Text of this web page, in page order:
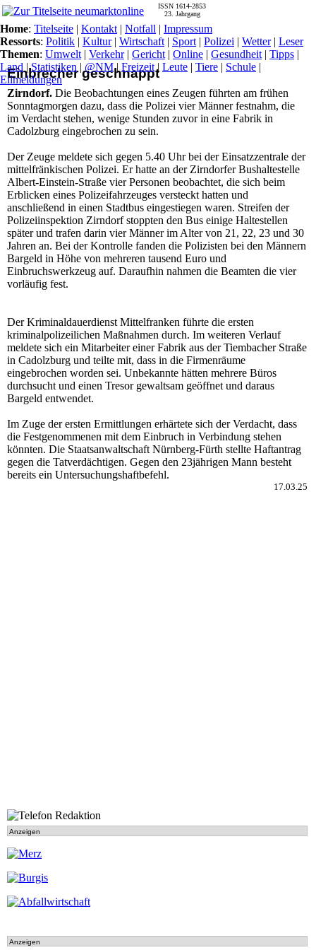
Einbrecher geschnappt
Zirndorf. Die Beobachtungen eines Zeugen führten am frühen
Sonntagmorgen dazu, dass die Polizei vier Männer festnahm, die
im Verdacht stehen, wenige Stunden zuvor in eine Fabrik in
Cadolzburg eingebrochen zu sein.
Der Zeuge meldete sich gegen 5.40 Uhr bei der Einsatzzentrale der
mittelfränkischen Polizei. Er hatte an der Zirndorfer Bushaltestelle
Albert-Einstein-Straße vier Personen beobachtet, die sich beim
Erblicken eines Polizeifahrzeuges versteckt hatten und
anschließend in einen Stadtbus eingestiegen waren. Streifen der
Polizeiinspektion Zirndorf stoppten den Bus einige Haltestellen
später und trafen darin vier Männer im Alter von 21, 22, 23 und 30
Jahren an. Bei der Kontrolle fanden die Polizisten bei den Männern
Bargeld in Höhe von mehreren tausend Euro und
Einbruchswerkzeug auf. Daraufhin nahmen die Beamten die vier
vorläufig fest.
Der Kriminaldauerdienst Mittelfranken führte die ersten
kriminalpolizeilichen Maßnahmen durch. Im weiteren Verlauf
meldete sich ein Mitarbeiter einer Fabrik aus der Tiembacher Straße
in Cadolzburg und teilte mit, dass in die Firmenräume
eingebrochen worden sei. Unbekannte hätten mehrere Büros
durchsucht und einen Tresor gewaltsam geöffnet und daraus
Bargeld entwendet.
Im Zuge der ersten Ermittlungen erhärtete sich der Verdacht, dass
die Festgenommenen mit dem Einbruch in Verbindung stehen
könnten. Die Staatsanwaltschaft Nürnberg-Fürth stellte Haftantrag
gegen die Tatverdächtigen. Gegen den 23jährigen Mann besteht
bereits ein Untersuchungshaftbefehl.
17.03.25
Anzeigen
Anzeigen
ISSN 1614-2853
23. Jahrgang
Home: Titelseite | Kontakt | Notfall | Impressum
Ressorts: Politik | Kultur| Wirtschaft | Sport | Polizei | Wetter| Leser
Themen: Umwelt | Verkehr| Gericht | Online | Gesundheit | Tipps |
Land |Statistiken | @NM| Freizeit| Leute | Tiere | Schule |
Eilmeldungen